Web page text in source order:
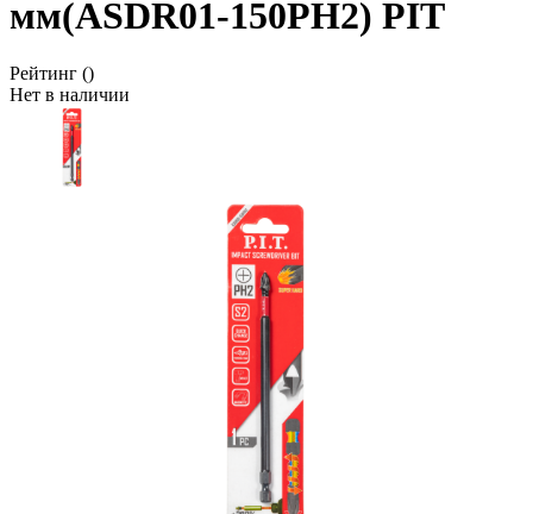
мм(ASDR01-150PH2) PIT
Рейтинг ()
Нет в наличии